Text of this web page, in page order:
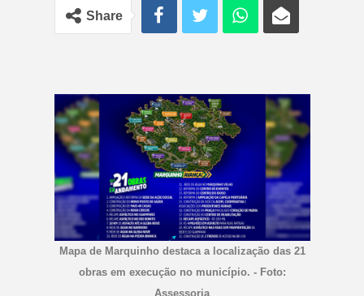
Share
Mapa de Marquinho destaca a localização das 21
obras em execução no município. - Foto:
Assessoria